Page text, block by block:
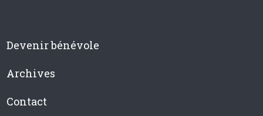
Devenir bénévole
Archives
Contact